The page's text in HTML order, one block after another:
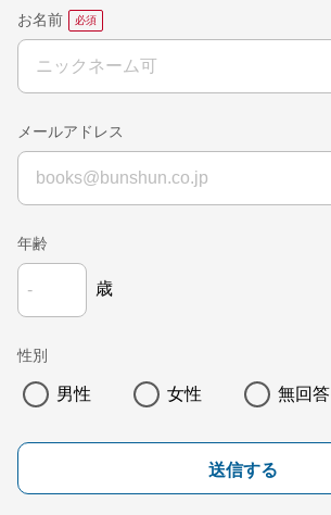
お名前
メールアドレス
年齢
歳
性別
男性 女性 無回答
送信する